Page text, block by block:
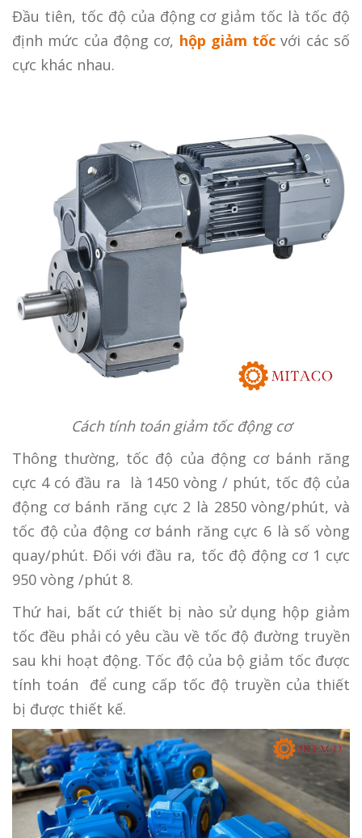
Đầu tiên, tốc độ của động cơ giảm tốc là tốc độ
định mức của động cơ, hộp giảm tốc với các số
cực khác nhau.
Cách tính toán giảm tốc động cơ
Thông thường, tốc độ của động cơ bánh răng
cực 4 có đầu ra là 1450 vòng / phút, tốc độ của
động cơ bánh răng cực 2 là 2850 vòng/phút, và
tốc độ của động cơ bánh răng cực 6 là số vòng
quay/phút. Đối với đầu ra, tốc độ động cơ 1 cực
950 vòng /phút 8.
Thứ hai, bất cứ thiết bị nào sử dụng hộp giảm
tốc đều phải có yêu cầu về tốc độ đường truyền
sau khi hoạt động. Tốc độ của bộ giảm tốc được
tính toán để cung cấp tốc độ truyền của thiết
bị được thiết kế.